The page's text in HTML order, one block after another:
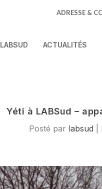
ADRESSE &
LABSUD ACTUALITÉS
Yéti à LABSud –
Posté par labsud